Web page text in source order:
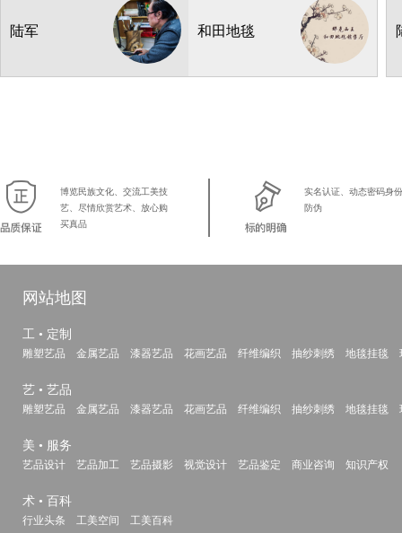
和田地毯
陆军
鉴赏品(非卖)
产地：新疆
博览民族文化、交流工美技
艺、尽情欣赏艺术、放心购
买真品
实名认证、动态密码身
防伪
网站地图
工 • 定制
雕塑艺品 金属艺品 漆器艺品 花画艺品 纤维编织 抽纱刺绣 地毯挂毯
艺 • 艺品
雕塑艺品 金属艺品 漆器艺品 花画艺品 纤维编织 抽纱刺绣 地毯挂毯
美 • 服务
艺品设计 艺品加工 艺品摄影 视觉设计 艺品鉴定 商业咨询 知识产权
术 • 百科
行业头条 工美空间 工美百科